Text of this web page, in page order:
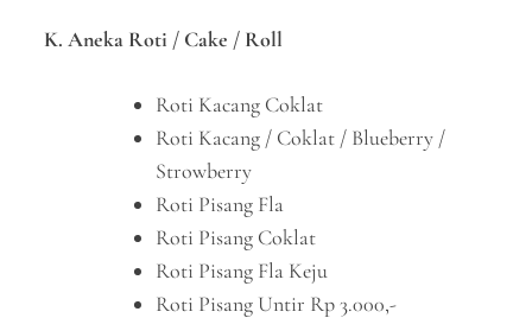
K. Aneka Roti / Cake / Roll
Roti Kacang Coklat
Roti Kacang / Coklat / Blueberry /
Strowberry
Roti Pisang Fla
Roti Pisang Coklat
Roti Pisang Fla Keju
Roti Pisang Untir Rp 3.000,-